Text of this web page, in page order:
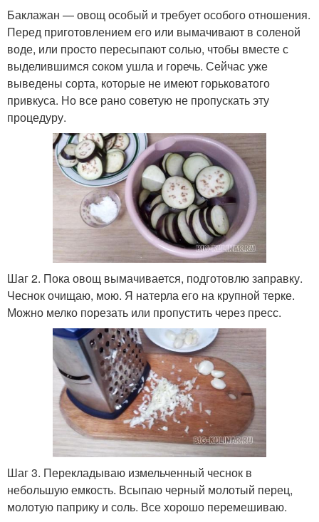
Баклажан — овощ особый и требует особого отношения.
Перед приготовлением его или вымачивают в соленой
воде, или просто пересыпают солью, чтобы вместе с
выделившимся соком ушла и горечь. Сейчас уже
выведены сорта, которые не имеют горьковатого
привкуса. Но все рано советую не пропускать эту
процедуру.
Шаг 2. Пока овощ вымачивается, подготовлю заправку.
Чеснок очищаю, мою. Я натерла его на крупной терке.
Можно мелко порезать или пропустить через пресс.
Шаг 3. Перекладываю измельченный чеснок в
небольшую емкость. Всыпаю черный молотый перец,
молотую паприку и соль. Все хорошо перемешиваю.